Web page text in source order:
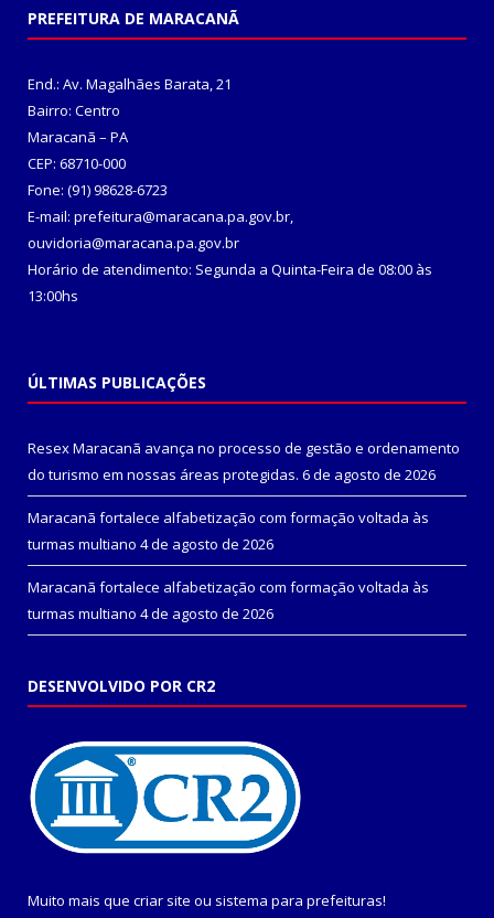
PREFEITURA DE MARACANÃ
End.: Av. Magalhães Barata, 21
Bairro: Centro
Maracanã – PA
CEP: 68710-000
Fone: (91) 98628-6723
E-mail: prefeitura@maracana.pa.gov.br,
ouvidoria@maracana.pa.gov.br
Horário de atendimento: Segunda a Quinta-Feira de 08:00 às
13:00hs
ÚLTIMAS PUBLICAÇÕES
Resex Maracanã avança no processo de gestão e ordenamento
do turismo em nossas áreas protegidas. 6 de agosto de 2026
Maracanã fortalece alfabetização com formação voltada às
turmas multiano 4 de agosto de 2026
Maracanã fortalece alfabetização com formação voltada às
turmas multiano 4 de agosto de 2026
DESENVOLVIDO POR CR2
Muito mais que criar site ou sistema para prefeituras!